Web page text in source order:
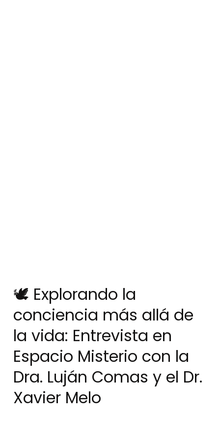
🕊 Explorando la
conciencia más allá de
la vida: Entrevista en
Espacio Misterio con la
Dra. Luján Comas y el Dr.
Xavier Melo